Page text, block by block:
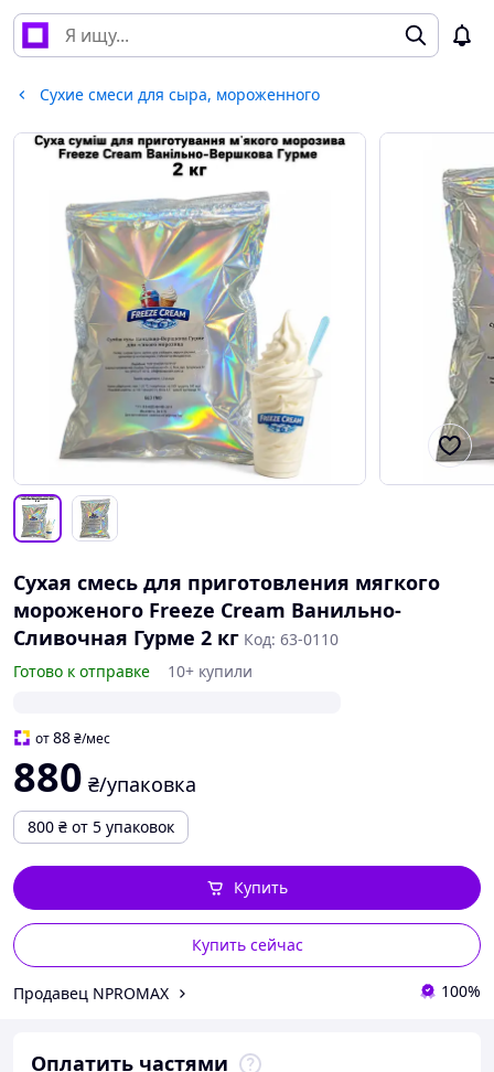
Сухие смеси для сыра, мороженного
Сухая смесь для приготовления мягкого
мороженого Freeze Cream Ванильно-
Сливочная Гурме 2 кг Код: 63-0110
Готово к отправке
10+ купили
от88₴/мес
880 ₴/упаковка
800 ₴ от 5 упаковок
Купить сейчас
Купить
Продавец NPROMAX 100%
Оплатить частями